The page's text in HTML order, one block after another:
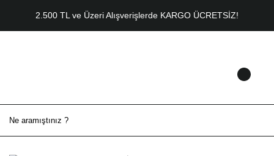
2.500 TL ve Üzeri Alışverişlerde KARGO ÜCRETSİZ!